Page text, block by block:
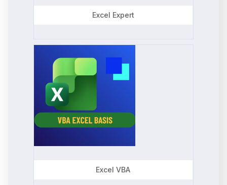
Excel Expert
Excel VBA